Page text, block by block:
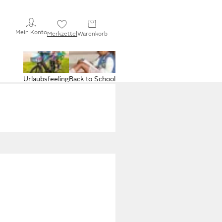
Mein KontoMerkzettelWarenkorb
Back to School
Urlaubsfeeling